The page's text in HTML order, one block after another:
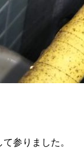
参りました。